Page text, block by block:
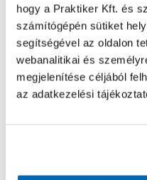
hogy a Praktiker Kft. és
számítógépén sütiket
segítségével az oldalon
webanalitikai és
megjelenítése céljából
az adatkezelési